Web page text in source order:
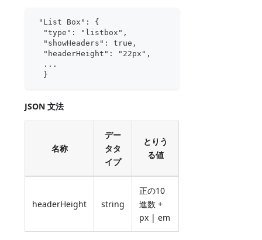
"List Box": {
  "type": "listbox",
  "showHeaders": true,
  "headerHeight": "22px",
  ...
  }
JSON 文法
名称
デー
タタ
イプ
とりう
る値
headerHeight string
正の10
進数 +
px | em